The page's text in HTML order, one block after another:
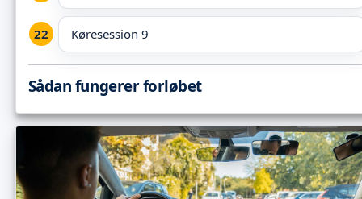
Køresession 9
Sådan fungerer forløbet